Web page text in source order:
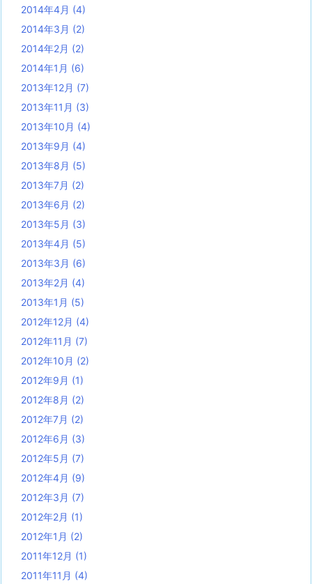
2014年4月 (4)
2014年3月 (2)
2014年2月 (2)
2014年1月 (6)
2013年12月 (7)
2013年11月 (3)
2013年10月 (4)
2013年9月 (4)
2013年8月 (5)
2013年7月 (2)
2013年6月 (2)
2013年5月 (3)
2013年4月 (5)
2013年3月 (6)
2013年2月 (4)
2013年1月 (5)
2012年12月 (4)
2012年11月 (7)
2012年10月 (2)
2012年9月 (1)
2012年8月 (2)
2012年7月 (2)
2012年6月 (3)
2012年5月 (7)
2012年4月 (9)
2012年3月 (7)
2012年2月 (1)
2012年1月 (2)
2011年12月 (1)
2011年11月 (4)